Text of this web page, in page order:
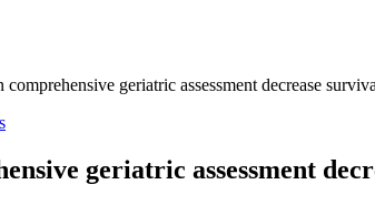
comprehensive geriatric assessment decrease
geriatric assessment